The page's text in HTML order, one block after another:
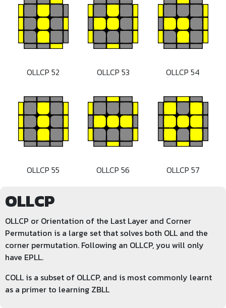
OLLCP 52 OLLCP 53 OLLCP 54
OLLCP 55 OLLCP 56 OLLCP 57
OLLCP
OLLCP or Orientation of the Last Layer and Corner
Permutation is a large set that solves both OLL and the
corner permutation. Following an OLLCP, you will only
have EPLL.
COLL is a subset of OLLCP, and is most commonly learnt
as a primer to learning ZBLL